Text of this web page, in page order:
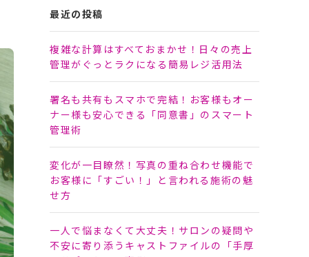
最近の投稿
複雑な計算はすべておまかせ！日々の売上
管理がぐっとラクになる簡易レジ活用法
署名も共有もスマホで完結！お客様もオー
ナー様も安心できる「同意書」のスマート
管理術
変化が一目瞭然！写真の重ね合わせ機能で
お客様に「すごい！」と言われる施術の魅
せ方
一人で悩まなくて大丈夫！サロンの疑問や
不安に寄り添うキャストファイルの「手厚